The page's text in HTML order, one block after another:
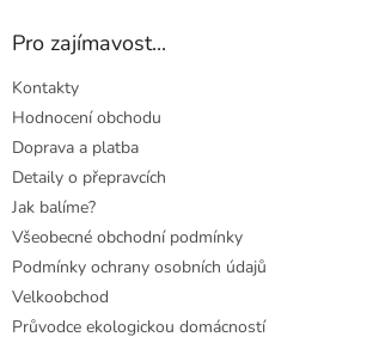
Pro zajímavost...
Kontakty
Hodnocení obchodu
Doprava a platba
Detaily o přepravcích
Jak balíme?
Všeobecné obchodní podmínky
Podmínky ochrany osobních údajů
Velkoobchod
Průvodce ekologickou domácností